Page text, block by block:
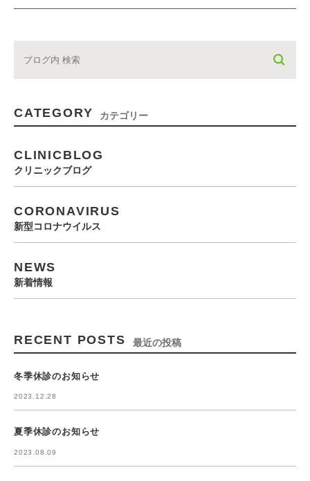
CATEGORY カテゴリー
CLINICBLOG
クリニックブログ
CORONAVIRUS
新型コロナウイルス
NEWS
新着情報
RECENT POSTS 最近の投稿
冬季休診のお知らせ
2023.12.28
夏季休診のお知らせ
2023.08.09